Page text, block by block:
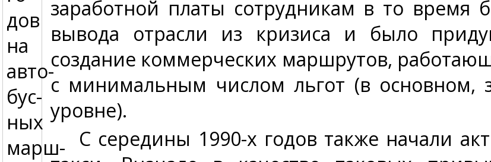
дов
на
авто­
бус­
ных
марш­
заработной платы сотрудникам в то время
вывода отрасли из кризиса и было
создание коммерческих маршрутов,
с минимальным числом льгот (в основном,
уровне).
С середины 1990-х годов также начали